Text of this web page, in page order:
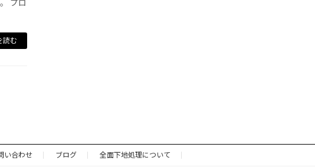
プロ
読む
い合わせ ブログ 全面下地処理について